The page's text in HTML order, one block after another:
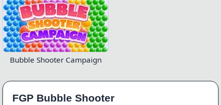
Bubble Shooter Campaign
FGP Bubble Shooter